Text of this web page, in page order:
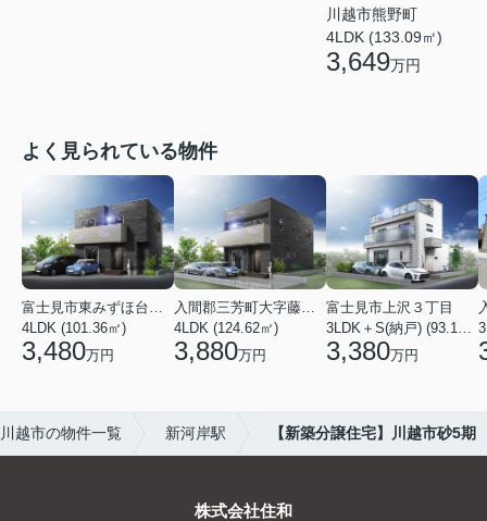
川越市熊野町
4LDK (133.09㎡)
3,649万円
よく見られている物件
4LDK (101.36㎡)
3,480万円
4LDK (124.62㎡)
3,880万円
富士見市上沢３丁目
3,380万円
川越市の物件一覧 新河岸駅 【新築分譲住宅】川越市砂5期
株式会社住和